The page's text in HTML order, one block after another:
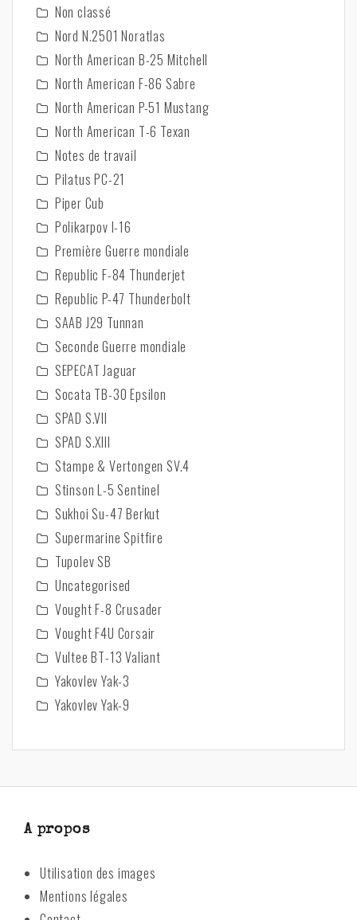
Non classé
Nord N.2501 Noratlas
North American B-25 Mitchell
North American F-86 Sabre
North American P-51 Mustang
North American T-6 Texan
Notes de travail
Pilatus PC-21
Piper Cub
Polikarpov I-16
Première Guerre mondiale
Republic F-84 Thunderjet
Republic P-47 Thunderbolt
SAAB J29 Tunnan
Seconde Guerre mondiale
SEPECAT Jaguar
Socata TB-30 Epsilon
SPAD S.VII
SPAD S.XIII
Stampe & Vertongen SV.4
Stinson L-5 Sentinel
Sukhoi Su-47 Berkut
Supermarine Spitfire
Tupolev SB
Uncategorised
Vought F-8 Crusader
Vought F4U Corsair
Vultee BT-13 Valiant
Yakovlev Yak-3
Yakovlev Yak-9
A propos
Utilisation des images
Mentions légales